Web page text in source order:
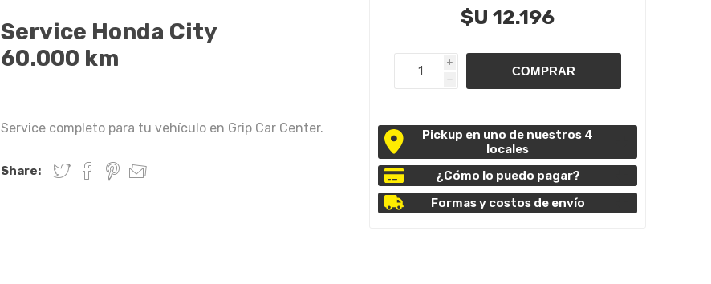
Service Honda City
60.000 km
Service completo para tu vehículo en Grip Car Center.
Share:
$U 12.196
i
h
Pickup en uno de nuestros 4
locales
¿Cómo lo puedo pagar?
Formas y costos de envío